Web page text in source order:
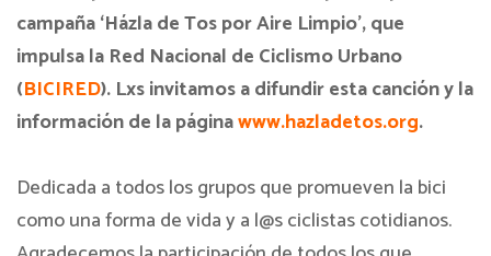
campaña ‘Házla de Tos por Aire Limpio’, que
impulsa la Red Nacional de Ciclismo Urbano
(BICIRED). Lxs invitamos a difundir esta canción y la
información de la páginawww.hazladetos.org.
Dedicada a todos los grupos que promueven la bici
como una forma de vida y a l@s ciclistas cotidianos.